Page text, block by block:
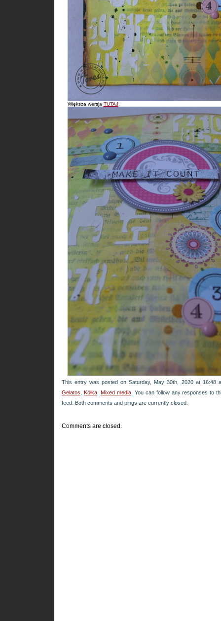
Większa wersja TUTAJ.
This entry was posted on Saturday, May 30th, 2020 at 16:48
Gelatos
Kółka, Mixed media. You can follow any responses to
feed. Both comments and pings are currently closed.
Comments are closed.